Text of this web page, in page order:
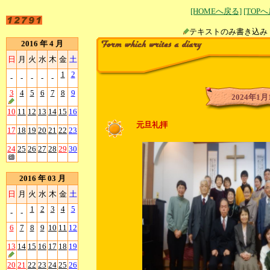
[HOMEへ戻る] [TOP
テキストのみ書
2016 年 4 月
日 月 火 水 木 金 土
- - - - - 1 2
3 4 5 6 7 8 9
10 11 12 13 14 15 16
17 18 19 20 21 22 23
24 25 26 27 28 29 30
2016 年 03 月
日 月 火 水 木 金 土
- - 1 2 3 4 5
6 7 8 9 10 11 12
13 14 15 16 17 18 19
20 21 22 23 24 25 26
2024年1月
元旦礼拝